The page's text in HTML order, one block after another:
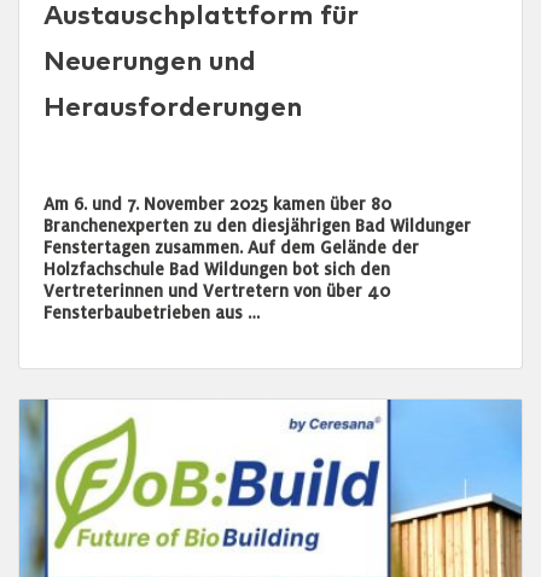
Austauschplattform für
Neuerungen und
Herausforderungen
Am 6. und 7. November 2025 kamen über 80
Branchenexperten zu den diesjährigen Bad Wildunger
Fenstertagen zusammen. Auf dem Gelände der
Holzfachschule Bad Wildungen bot sich den
Vertreterinnen und Vertretern von über 40
Fensterbaubetrieben aus …